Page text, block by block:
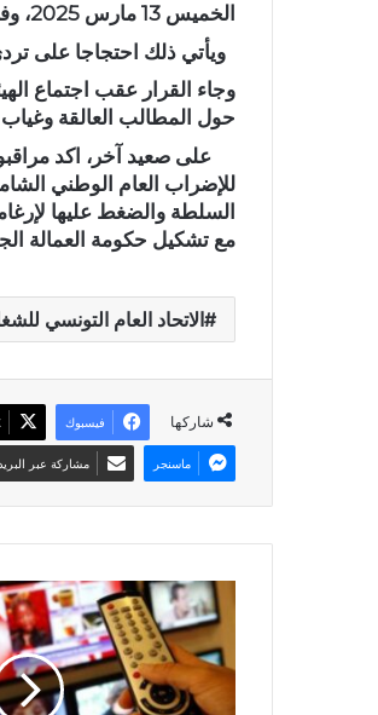
الخميس 13 مارس 2025، وفق قرار الهيئة الإدارية للجامعة العامة للبلديين،
ويأتي ذلك احتجاجا على
حول المطالب العالقة
على صعيد آخر، اكد
للإضراب العام الوطني
السلطة والضغط عليها
مع تشكيل حكومة العمالة
الاتحاد العام التونسي
شاركها فيسبوك
ماسنجر مشاركة عبر البريد